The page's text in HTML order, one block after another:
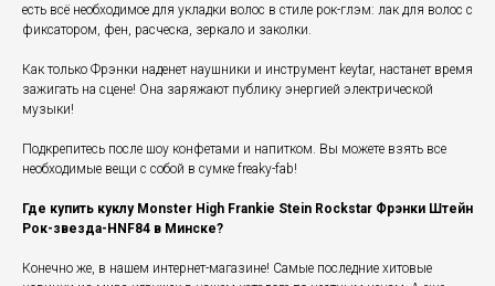
есть всё необходимое для укладки волос в стиле рок-глэм: лак для волос с
фиксатором, фен, расческа, зеркало и заколки.
Как только Фрэнки наденет наушники и инструмент keytar, настанет время
зажигать на сцене! Она заряжают публику энергией электрической
музыки!
Подкрепитесь после шоу конфетами и напитком. Вы можете взять все
необходимые вещи с собой в сумке freaky-fab!
Где купить куклу Monster High Frankie Stein Rockstar Фрэнки Штейн
Рок-звезда-HNF84 в Минске?
Конечно же, в нашем интернет-магазине! Самые последние хитовые